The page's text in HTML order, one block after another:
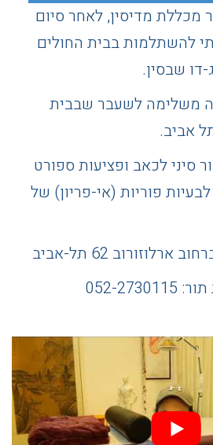
מכללת מדיסין, לאחר סיום
נסעתי להשתלמות בבית החולים
דו שבסין.
משלימה לשעבר שבבית
אביב.
סיני לכאב ופציעות ספורט
לבעיות פוריות (אי-פריון) של
62 תל-אביב